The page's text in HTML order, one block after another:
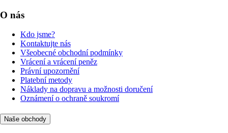
O nás
Kdo jsme?
Kontaktujte nás
Všeobecné obchodní podmínky
Vrácení a vrácení peněz
Právní upozornění
Platební metody
Náklady na dopravu a možnosti doručení
Oznámení o ochraně soukromí
Naše obchody